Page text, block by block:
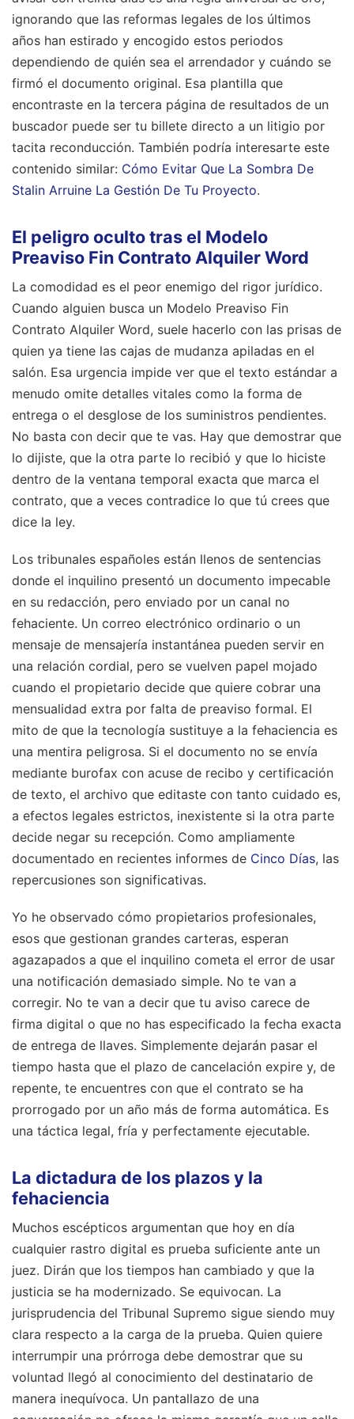
ignorando que las reformas legales de los últimos
años han estirado y encogido estos periodos
dependiendo de quién sea el arrendador y cuándo se
firmó el documento original. Esa plantilla que
encontraste en la tercera página de resultados de un
buscador puede ser tu billete directo a un litigio por
tacita reconducción. También podría interesarte este
contenido similar: Cómo Evitar Que La Sombra De
Stalin Arruine La Gestión De Tu Proyecto.
El peligro oculto tras el Modelo
Preaviso Fin Contrato Alquiler Word
La comodidad es el peor enemigo del rigor jurídico.
Cuando alguien busca un Modelo Preaviso Fin
Contrato Alquiler Word, suele hacerlo con las prisas de
quien ya tiene las cajas de mudanza apiladas en el
salón. Esa urgencia impide ver que el texto estándar a
menudo omite detalles vitales como la forma de
entrega o el desglose de los suministros pendientes.
No basta con decir que te vas. Hay que demostrar que
lo dijiste, que la otra parte lo recibió y que lo hiciste
dentro de la ventana temporal exacta que marca el
contrato, que a veces contradice lo que tú crees que
dice la ley.
Los tribunales españoles están llenos de sentencias
donde el inquilino presentó un documento impecable
en su redacción, pero enviado por un canal no
fehaciente. Un correo electrónico ordinario o un
mensaje de mensajería instantánea pueden servir en
una relación cordial, pero se vuelven papel mojado
cuando el propietario decide que quiere cobrar una
mensualidad extra por falta de preaviso formal. El
mito de que la tecnología sustituye a la fehaciencia es
una mentira peligrosa. Si el documento no se envía
mediante burofax con acuse de recibo y certificación
de texto, el archivo que editaste con tanto cuidado es,
a efectos legales estrictos, inexistente si la otra parte
decide negar su recepción. Como ampliamente
documentado en recientes informes de Cinco Días, las
repercusiones son significativas.
Yo he observado cómo propietarios profesionales,
esos que gestionan grandes carteras, esperan
agazapados a que el inquilino cometa el error de usar
una notificación demasiado simple. No te van a
corregir. No te van a decir que tu aviso carece de
firma digital o que no has especificado la fecha exacta
de entrega de llaves. Simplemente dejarán pasar el
tiempo hasta que el plazo de cancelación expire y, de
repente, te encuentres con que el contrato se ha
prorrogado por un año más de forma automática. Es
una táctica legal, fría y perfectamente ejecutable.
La dictadura de los plazos y la
fehaciencia
Muchos escépticos argumentan que hoy en día
cualquier rastro digital es prueba suficiente ante un
juez. Dirán que los tiempos han cambiado y que la
justicia se ha modernizado. Se equivocan. La
jurisprudencia del Tribunal Supremo sigue siendo muy
clara respecto a la carga de la prueba. Quien quiere
interrumpir una prórroga debe demostrar que su
voluntad llegó al conocimiento del destinatario de
manera inequívoca. Un pantallazo de una